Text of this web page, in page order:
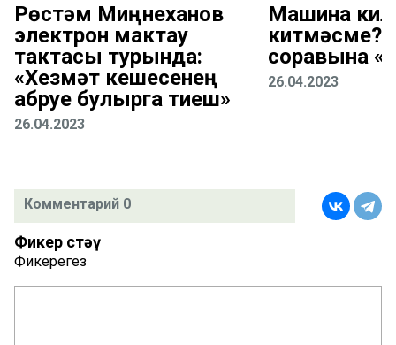
Рөстәм Миңнеханов
электрон мактау
тактасы турында:
«Хезмәт кешесенең
абруе булырга тиеш»
26.04.2023
Машина
китмәсме?
соравына
26.04.2023
Комментарий 0
Фикер өстәү
Фикерегез